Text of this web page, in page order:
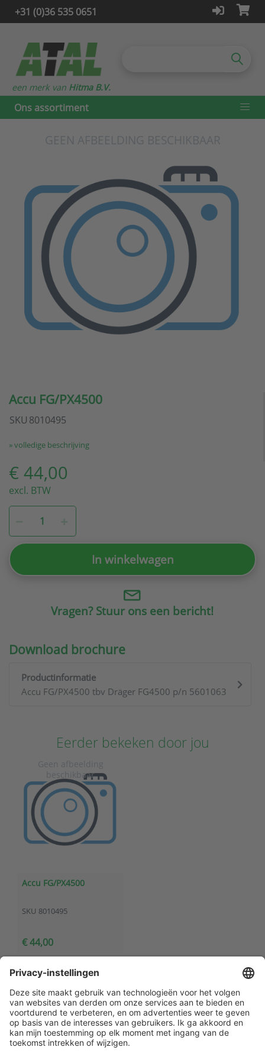
+31 (0)36 535 0651
Ons assortiment
een merk van Hitma B.V.
Accu FG/PX4500
SKU 8010495
» volledige beschrijving
€ 44,00
excl. BTW
In winkelwagen
Vragen? Stuur ons een bericht!
Download brochure
Productinformatie
Accu FG/PX4500 tbv Dräger FG4500 p/n 5601063
Eerder bekeken door jou
Accu FG/PX4500
SKU 8010495
€ 44,00
Klantenservice
Contact met ATAL